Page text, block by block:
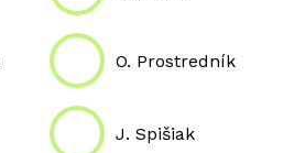
O. Prostredník
J. Spišiak